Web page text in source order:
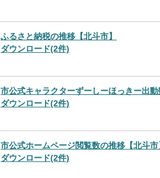
ふるさと納税の推移【北斗市】
ダウンロード(2件)
市公式キャラクターずーしーほっきー出
ダウンロード(2件)
市公式ホームページ閲覧数の推移【北斗市
ダウンロード(2件)